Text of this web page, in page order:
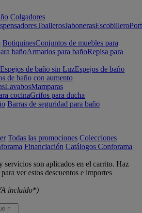
Colgadores
ToallerosJabonerasEscobillero
BotiquinesConjuntos de muebles para
bañoArmarios para bañoRepisa para
Espejos de baño sin LuzEspejos de baño
de baño con aumento
LavabosMamparas
cocinaGrifos para ducha
Barras de seguridad para baño
Todas las promociones Colecciones
Financiación Catálogos Conforama
servicios son aplicados en el carrito. Haz
ver estos descuentos e importes
incluido*)